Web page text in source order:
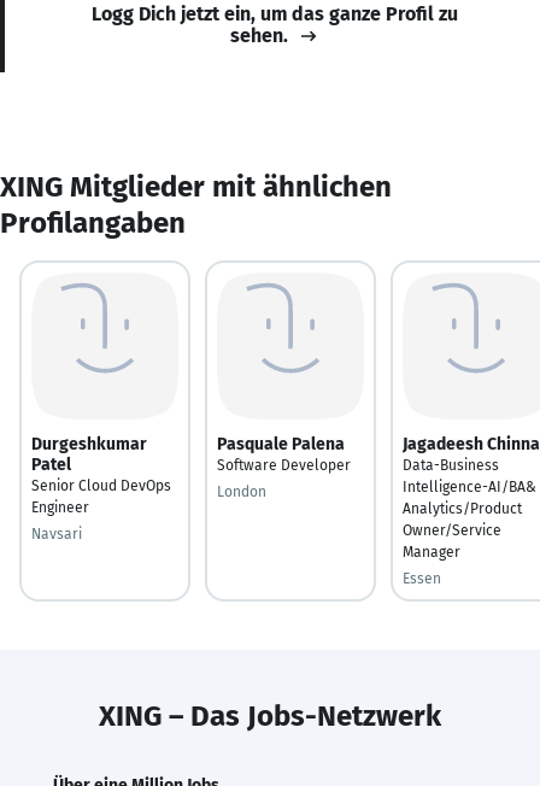
Logg Dich jetzt ein, um das ganze Profil zu
sehen.
XING Mitglieder mit ähnlichen
Profilangaben
Durgeshkumar
Patel
Senior Cloud DevOps
Engineer
Navsari
Pasquale Palena
Software Developer
London
Jagadeesh
Data-Business
Intelligence-AI/BA&
Analytics/Product
Owner/Service
Manager
Essen
XING – Das Jobs-Netzwerk